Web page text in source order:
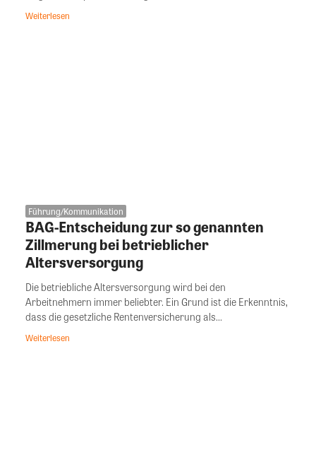
Weiterlesen
Führung/Kommunikation
BAG-Entscheidung zur so genannten
Zillmerung bei betrieblicher
Altersversorgung
Die betriebliche Altersversorgung wird bei den
Arbeitnehmern immer beliebter. Ein Grund ist die Erkenntnis,
dass die gesetzliche Rentenversicherung als...
Weiterlesen